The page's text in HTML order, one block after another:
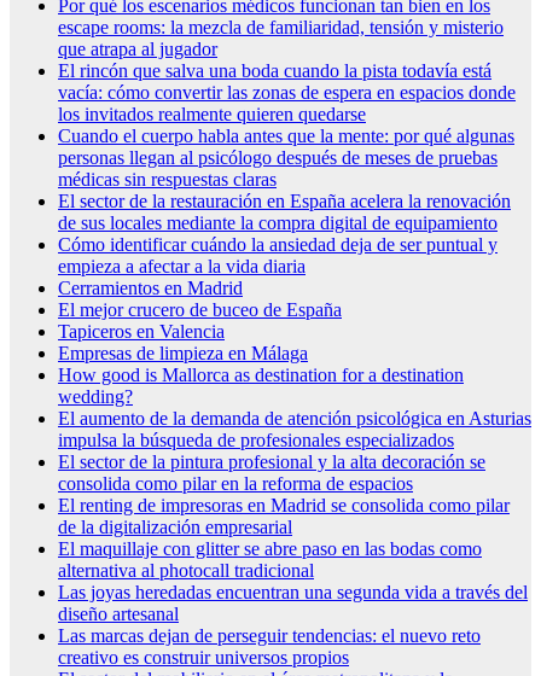
Por qué los escenarios médicos funcionan tan bien en los
escape rooms: la mezcla de familiaridad, tensión y misterio
que atrapa al jugador
El rincón que salva una boda cuando la pista todavía está
vacía: cómo convertir las zonas de espera en espacios donde
los invitados realmente quieren quedarse
Cuando el cuerpo habla antes que la mente: por qué algunas
personas llegan al psicólogo después de meses de pruebas
médicas sin respuestas claras
El sector de la restauración en España acelera la renovación
de sus locales mediante la compra digital de equipamiento
Cómo identificar cuándo la ansiedad deja de ser puntual y
empieza a afectar a la vida diaria
Cerramientos en Madrid
El mejor crucero de buceo de España
Tapiceros en Valencia
Empresas de limpieza en Málaga
How good is Mallorca as destination for a destination
wedding?
El aumento de la demanda de atención psicológica en Asturias
impulsa la búsqueda de profesionales especializados
El sector de la pintura profesional y la alta decoración se
consolida como pilar en la reforma de espacios
El renting de impresoras en Madrid se consolida como pilar
de la digitalización empresarial
El maquillaje con glitter se abre paso en las bodas como
alternativa al photocall tradicional
Las joyas heredadas encuentran una segunda vida a través del
diseño artesanal
Las marcas dejan de perseguir tendencias: el nuevo reto
creativo es construir universos propios